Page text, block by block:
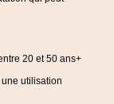
20 et 50 ans+
utilisation